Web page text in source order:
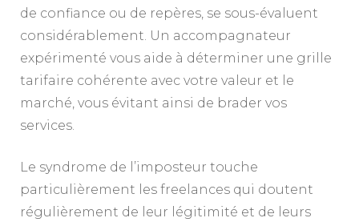
de confiance ou de repères, se sous-évaluent
considérablement. Un accompagnateur
expérimenté vous aide à déterminer une grille
tarifaire cohérente avec votre valeur et le
marché, vous évitant ainsi de brader vos
services.
Le syndrome de l’imposteur touche
particulièrement les freelances qui doutent
régulièrement de leur légitimité et de leurs